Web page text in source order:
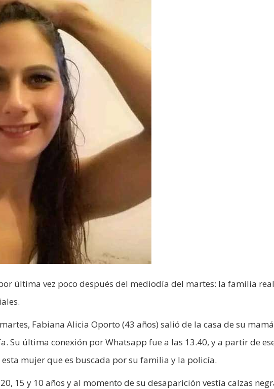
última vez poco después del mediodía del martes: la familia
Fabiana Alicia Oporto (43 años) salió de la casa de su
Su última conexión por Whatsapp fue a las 13.40, y a partir de
mujer que es buscada por su familia y la policía.
15 y 10 años y al momento de su desaparición vestía calzas